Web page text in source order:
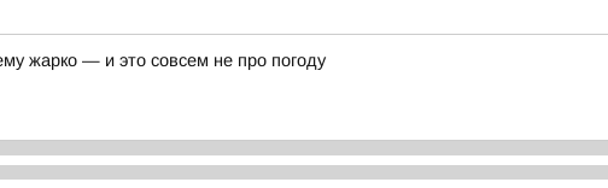
жарко — и это совсем не про погоду